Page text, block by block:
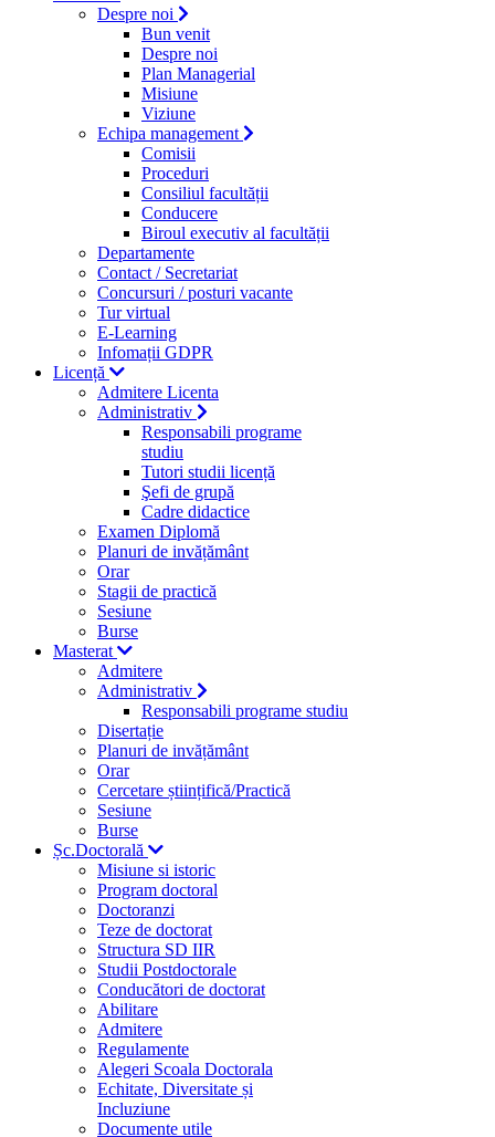
Despre noi
Bun venit
Despre noi
Plan Managerial
Misiune
Viziune
Echipa management
Comisii
Proceduri
Consiliul facultății
Conducere
Biroul executiv al facultății
Departamente
Contact / Secretariat
Concursuri / posturi vacante
Tur virtual
E-Learning
Infomații GDPR
Licență
Admitere Licenta
Administrativ
Responsabili programe
studiu
Tutori studii licență
Şefi de grupă
Cadre didactice
Examen Diplomă
Planuri de invățământ
Orar
Stagii de practică
Sesiune
Burse
Masterat
Admitere
Administrativ
Responsabili programe studiu
Disertație
Planuri de invățământ
Orar
Cercetare științifică/Practică
Sesiune
Burse
Șc.Doctorală
Misiune si istoric
Program doctoral
Doctoranzi
Teze de doctorat
Structura SD IIR
Studii Postdoctorale
Conducători de doctorat
Abilitare
Admitere
Regulamente
Alegeri Scoala Doctorala
Echitate, Diversitate și
Incluziune
Documente utile